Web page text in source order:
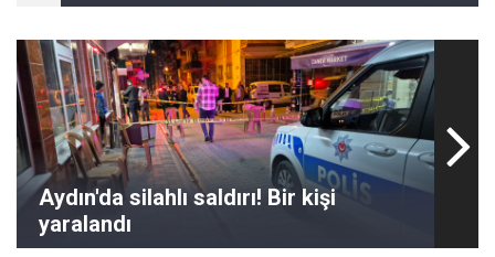
Aydın'da silahlı saldırı! Bir kişi
yaralandı